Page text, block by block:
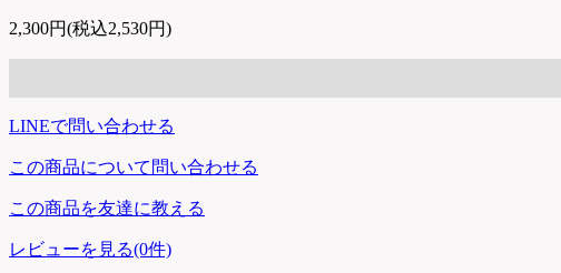
2,300円(税込2,530円)
LINEで問い合わせる
この商品について問い合わせる
この商品を友達に教える
レビューを見る(0件)